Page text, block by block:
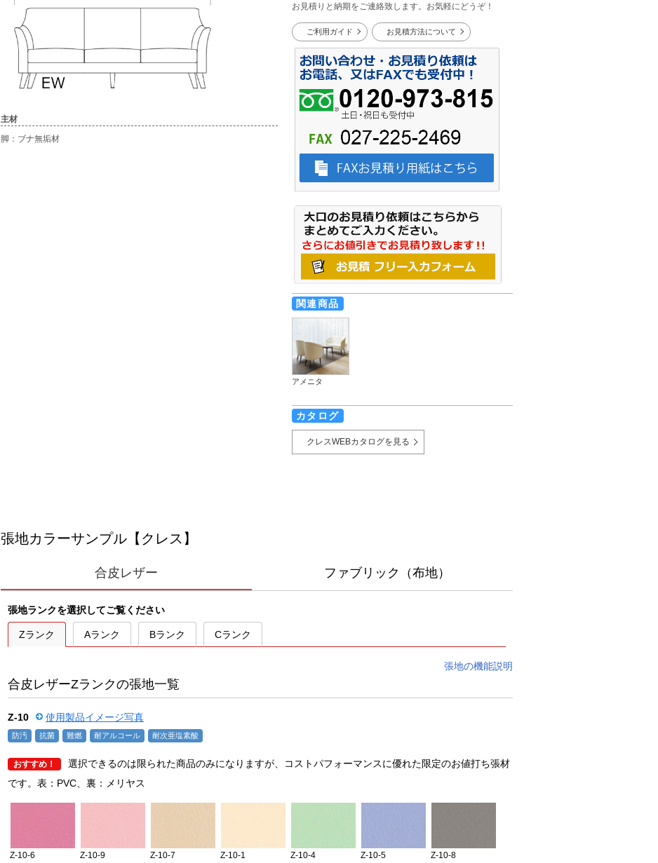
主材
脚：ブナ無垢材
お見積りと納期をご連絡致します。お気軽にどうぞ！
ご利用ガイド お見積方法について
関連商品
アメニタ
カタログ
クレスWEBカタログを見る